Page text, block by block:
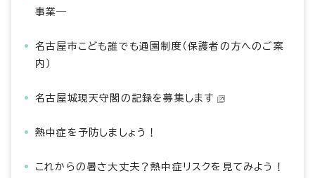
事業―
名古屋市こども誰でも通園制度（保護者の方へのご案
内）
名古屋城現天守閣の記録を募集します
熱中症を予防しましょう！
これからの暑さ大丈夫？熱中症リスクを見てみよう！